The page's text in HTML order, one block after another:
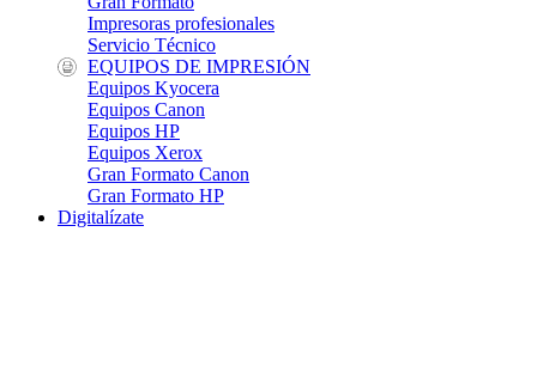
Impresoras profesionales
Servicio Técnico
EQUIPOS DE IMPRESIÓN
Equipos Kyocera
Equipos Canon
Equipos HP
Equipos Xerox
Gran Formato Canon
Gran Formato HP
Digitalízate